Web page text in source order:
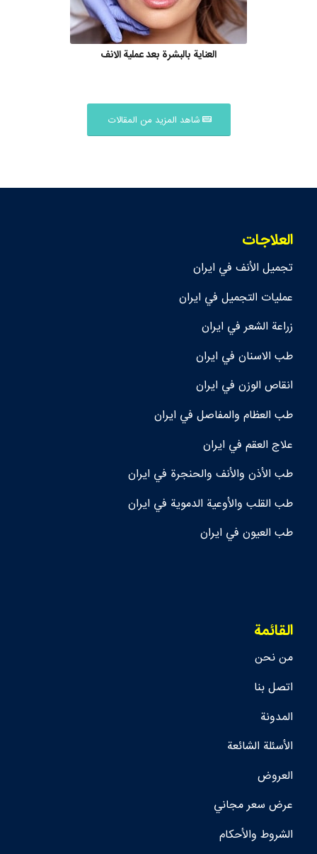
العناية بالبشرة بعد عملية الانف
شاهد المزيد من المقالات
العلاجات
تجمیل الأنف في ايران
عمليات التجميل في ايران
زراعة الشعر في ايران
طب الاسنان في ايران
انقاص الوزن في ايران
طب العظام والمفاصل في ايران
علاج العقم في ايران
طب الأذن والأنف والحنجرة في ايران
طب القلب والأوعية الدموية في ايران
طب العيون في ايران
القائمة
من نحن
اتصل بنا
المدونة
الأسئلة الشائعة
العروض
عرض سعر مجاني
الشروط والأحكام